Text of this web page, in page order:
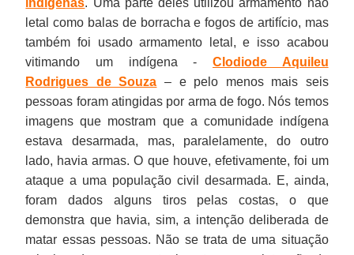
letal como balas de borracha e fogos de artifício, mas
também foi usado armamento letal, e isso acabou
vitimando um indígena - Clodiode Aquileu
Rodrigues de Souza – e pelo menos mais seis
pessoas foram atingidas por arma de fogo. Nós temos
imagens que mostram que a comunidade indígena
estava desarmada, mas, paralelamente, do outro
lado, havia armas. O que houve, efetivamente, foi um
ataque a uma população civil desarmada. E, ainda,
foram dados alguns tiros pelas costas, o que
demonstra que havia, sim, a intenção deliberada de
matar essas pessoas. Não se trata de uma situação